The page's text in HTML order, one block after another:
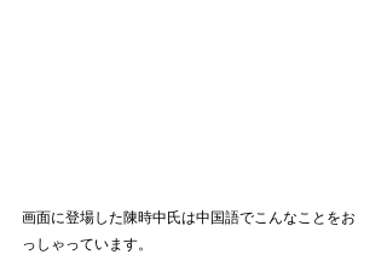
画面に登場した陳時中氏は中国語でこんなことをお
っしゃっています。